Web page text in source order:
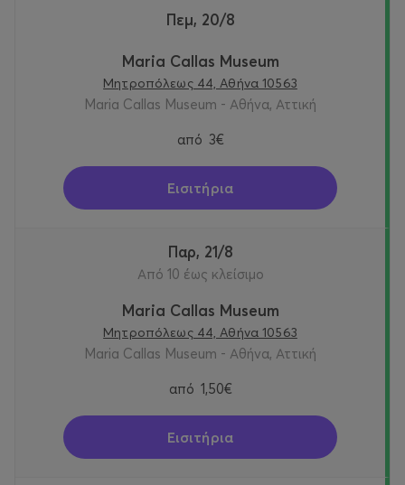
Πεμ, 20/8
Maria Callas Museum
Μητροπόλεως 44, Αθήνα 10563
Maria Callas Museum - Αθήνα, Αττική
από 3€
Εισιτήρια
Παρ, 21/8
Από 10 έως κλείσιμο
Maria Callas Museum
Μητροπόλεως 44, Αθήνα 10563
Maria Callas Museum - Αθήνα, Αττική
από 1,50€
Εισιτήρια